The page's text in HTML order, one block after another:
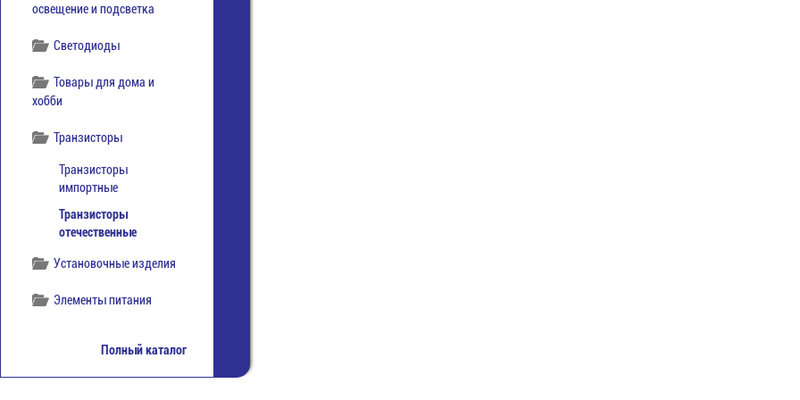
освещение и подсветка
Светодиоды
Товары для дома и
хобби
Транзисторы
Транзисторы
импортные
Транзисторы
отечественные
Установочные изделия
Элементы питания
Полный каталог